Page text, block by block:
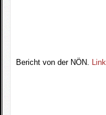
Bericht von der NÖN. Link